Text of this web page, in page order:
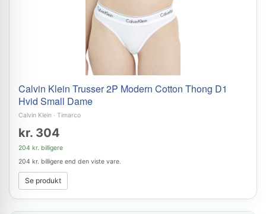
Calvin Klein Trusser 2P Modern Cotton Thong D1
Hvid Small Dame
Calvin Klein · Timarco
kr. 304
204 kr. billigere
204 kr. billigere end den viste vare.
Se produkt